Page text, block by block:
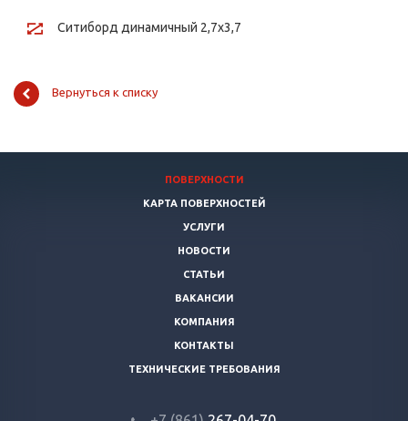
Ситиборд динамичный 2,7х3,7
Вернуться к списку
ПОВЕРХНОСТИ
КАРТА ПОВЕРХНОСТЕЙ
УСЛУГИ
НОВОСТИ
СТАТЬИ
ВАКАНСИИ
КОМПАНИЯ
КОНТАКТЫ
ТЕХНИЧЕСКИЕ ТРЕБОВАНИЯ